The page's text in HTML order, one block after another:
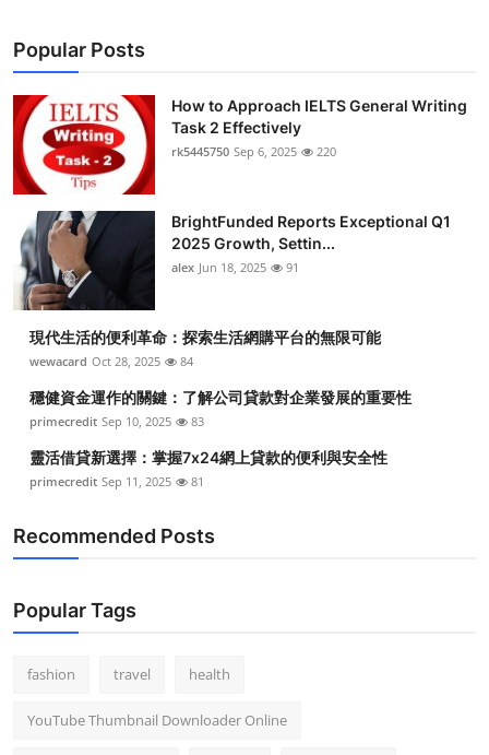
Popular Posts
How to Approach IELTS General Writing
Task 2 Effectively
rk5445750 Sep 6, 2025 220
BrightFunded Reports Exceptional Q1
2025 Growth, Settin...
alex Jun 18, 2025 91
現代生活的便利革命：探索生活網購平台的無限可能
wewacard Oct 28, 2025 84
穩健資金運作的關鍵：了解公司貸款對企業發展的重要性
primecredit Sep 10, 2025 83
靈活借貸新選擇：掌握7x24網上貸款的便利與安全性
primecredit Sep 11, 2025 81
Recommended Posts
Popular Tags
fashion travel health
YouTube Thumbnail Downloader Online